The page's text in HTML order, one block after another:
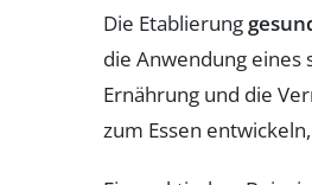
Die Etablierung
die Anwendung
Ernährung und die
zum Essen